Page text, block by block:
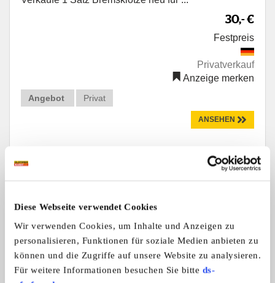
Diese Webseite verwendet Cookies
Wir verwenden Cookies, um Inhalte und Anzeigen zu
personalisieren, Funktionen für soziale Medien anbieten zu
können und die Zugriffe auf unsere Website zu analysieren.
Für weitere Informationen besuchen Sie bitte ds-
30,- €
Festpreis
Privatverkauf
Anzeige merken
Angebot Privat
ANSEHEN